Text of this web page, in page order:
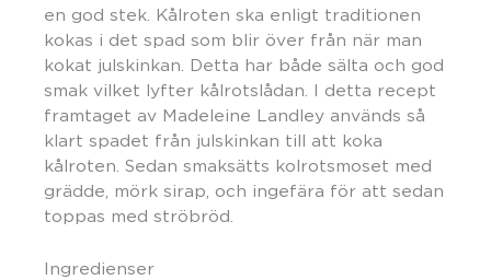
en god stek. Kålroten ska enligt traditionen
kokas i det spad som blir över från när man
kokat julskinkan. Detta har både sälta och god
smak vilket lyfter kålrotslådan. I detta recept
framtaget av Madeleine Landley används så
klart spadet från julskinkan till att koka
kålroten. Sedan smaksätts kolrotsmoset med
grädde, mörk sirap, och ingefära för att sedan
toppas med ströbröd.
Ingredienser